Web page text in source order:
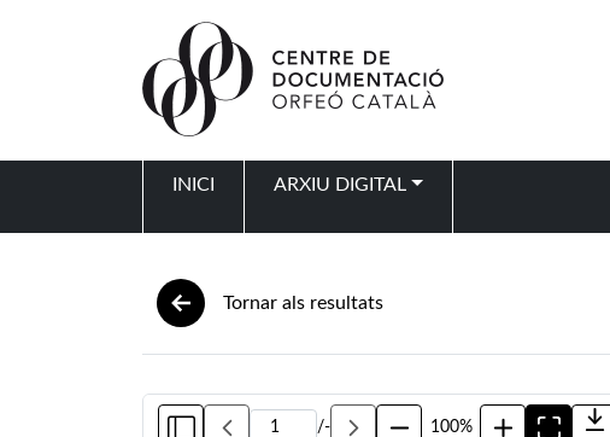
INICI ARXIU DIGITAL
Tornar als resultats
/- 100%